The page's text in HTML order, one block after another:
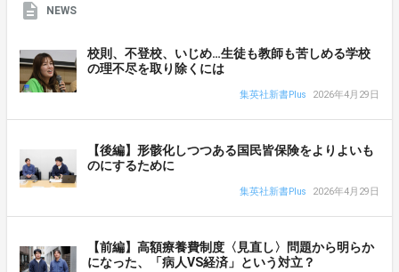
NEWS
校則、不登校、いじめ…生徒も教師も苦しめる学校
の理不尽を取り除くには
集英社新書Plus 2026年4月29日
【後編】形骸化しつつある国民皆保険をよりよいも
のにするために
集英社新書Plus 2026年4月29日
【前編】高額療養費制度〈見直し〉問題から明らか
になった、「病人VS経済」という対立？